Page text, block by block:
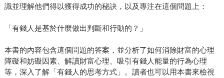
識並理解他們得以獲得成功的秘訣，以及專注在這個問題上：
「有錢人是基於什麼做出判斷和行動的？」
本書的內容包含這個問題的答案，並分析了如何消除財富的心理
障礙和妨礙因素、解讀財富心理、吸引有錢人能量的行為心理
等，深入了解「有錢人的思考方式」。讀者也可以用本書來檢視